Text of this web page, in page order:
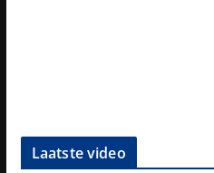
Laatste video